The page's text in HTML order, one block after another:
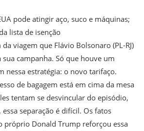
pode atingir aço, suco e máquinas;
lista de isenção
da viagem que Flávio Bolsonaro (PL-RJ)
campanha. Só que houve um
nessa estratégia: o novo tarifaço.
de bagagem está em cima da mesa
tentam se desvincular do episódio,
separação é difícil. Os fatos
próprio Donald Trump reforçou essa